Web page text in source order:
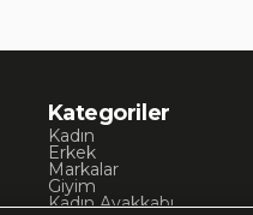
Kategoriler
Kadın
Erkek
Markalar
Giyim
Kadın Ayakkabı